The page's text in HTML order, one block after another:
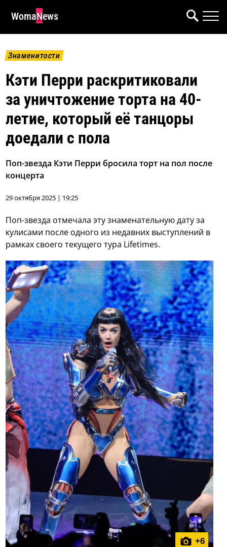
WomaNews
Знаменитости
Кэти Перри раскритиковали
за уничтожение торта на 40-
летие, который её танцоры
доедали с пола
Поп-звезда Кэти Перри бросила торт на пол после
концерта
29 октября 2025 | 19:25
Поп-звезда отмечала эту знаменательную дату за
кулисами после одного из недавних выступлений в
рамках своего текущего тура Lifetimes.
+6